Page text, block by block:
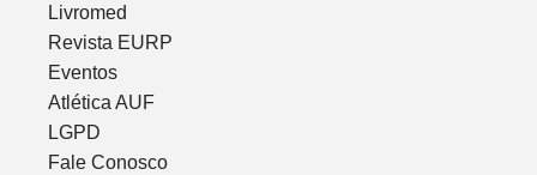
Livromed
Revista EURP
Eventos
Atlética AUF
LGPD
Fale Conosco